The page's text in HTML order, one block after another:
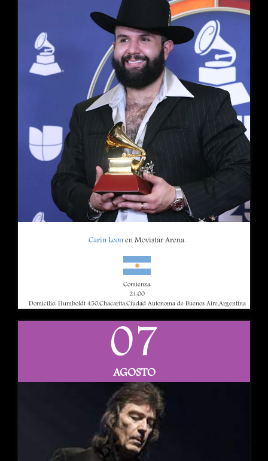
Carin Leonen Movistar Arena.
Comienza:
21:00
Domicilio: Humboldt 450,Chacarita,Ciudad Autonoma de Buenos Aire,Argentina
07
AGOSTO